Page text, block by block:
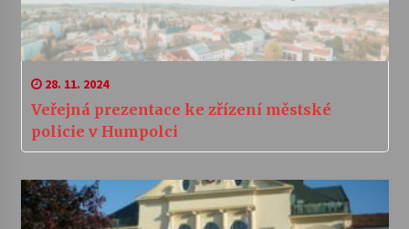
28. 11. 2024
Veřejná prezentace ke zřízení městské
policie v Humpolci